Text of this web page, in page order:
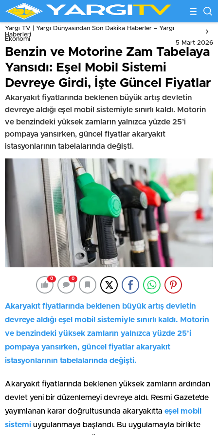
Yargı TV | Yargı Dünyasından Son Dakika Haberler – Yargı
Haberleri
Ekonomi
5 Mart 2026
Benzin ve Motorine Zam Tabelaya
Yansıdı: Eşel Mobil Sistemi
Devreye Girdi, İşte Güncel Fiyatlar
Akaryakıt fiyatlarında beklenen büyük artış devletin
devreye aldığı eşel mobil sistemiyle sınırlı kaldı. Motorin
ve benzindeki yüksek zamların yalnızca yüzde 25’i
pompaya yansırken, güncel fiyatlar akaryakıt
istasyonlarının tabelalarında değişti.
0 0
Akaryakıt fiyatlarında beklenen büyük artış devletin
devreye aldığı eşel mobil sistemiyle sınırlı kaldı. Motorin
ve benzindeki yüksek zamların yalnızca yüzde 25’i
pompaya yansırken, güncel fiyatlar akaryakıt
istasyonlarının tabelalarında değişti.
Akaryakıt fiyatlarında beklenen yüksek zamların ardından
devlet yeni bir düzenlemeyi devreye aldı. Resmi Gazete’de
yayımlanan karar doğrultusunda akaryakıtta eşel mobil
sistemi uygulanmaya başlandı. Bu uygulamayla birlikte